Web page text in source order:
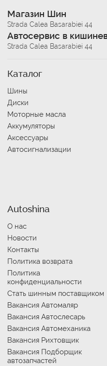
Магазин Шин
Strada Calea Basarabiei 44
Автосервис в
Strada Calea Basarabiei 44
Каталог
Шины
Диски
Моторные масла
Аккумуляторы
Аксессуары
Автосигнализации
Autoshina
О нас
Новости
Контакты
Политика возврата
Политика
конфиденциальности
Стать шинным поставщиком
Вакансия Автомаляр
Вакансия Автослесарь
Вакансия Автомеханика
Вакансия Рихтовщик
Вакансия Подборщик
автозапчастей